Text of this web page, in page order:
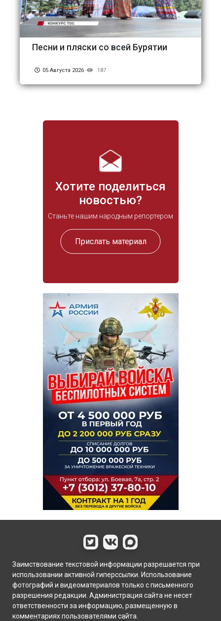
Хотите поделиться
новостью?
Станьте нашим народным репортером
Прислать материал
Песни и пляски со всей Бурятии
05 Августа 2026 187
Заимствование текстовой информации разрешается при
использовании активной гиперссылки. Использование
фотографий и видеоматериалов только с письменного
разрешения редакции. Администрация сайта не несет
ответственности за информацию, размещенную в
комментариях пользователями сайта.